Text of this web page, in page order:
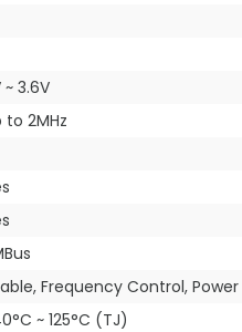
~ 3.6V
to 2MHz
Frequency Control,
~ 125°C (TJ)